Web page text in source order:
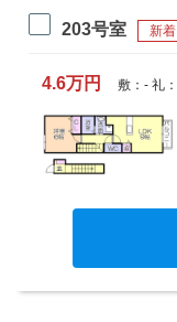
203号室 新着
4.6万円 敷：- 礼